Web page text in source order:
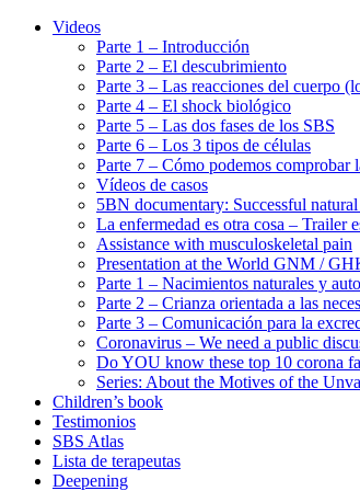
Videos
Parte 1 – Introducción
Parte 2 – El descubrimiento
Parte 3 – Las reacciones del cuerpo
Parte 4 – El shock biológico
Parte 5 – Las dos fases de los SBS
Parte 6 – Los 3 tipos de células
Parte 7 – Cómo podemos comprobar
Vídeos de casos
5BN documentary: Successful
La enfermedad es otra cosa – Trailer
Assistance with musculoskeletal pain
Presentation at the World GNM /
Parte 1 – Nacimientos naturales y
Parte 2 – Crianza orientada a las
Parte 3 – Comunicación para la
Coronavirus – We need a public
Do YOU know these top 10 corona
Series: About the Motives of the
Children’s book
Testimonios
SBS Atlas
Lista de terapeutas
Deepening